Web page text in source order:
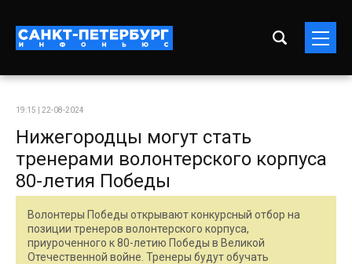
19:15 | 22-08-2024
Нижегородцы могут стать
тренерами волонтерского корпуса
80-летия Победы
Волонтеры Победы открывают конкурсный отбор на
позиции тренеров волонтерского корпуса,
приуроченного к 80-летию Победы в Великой
Отечественной войне. Тренеры будут обучать